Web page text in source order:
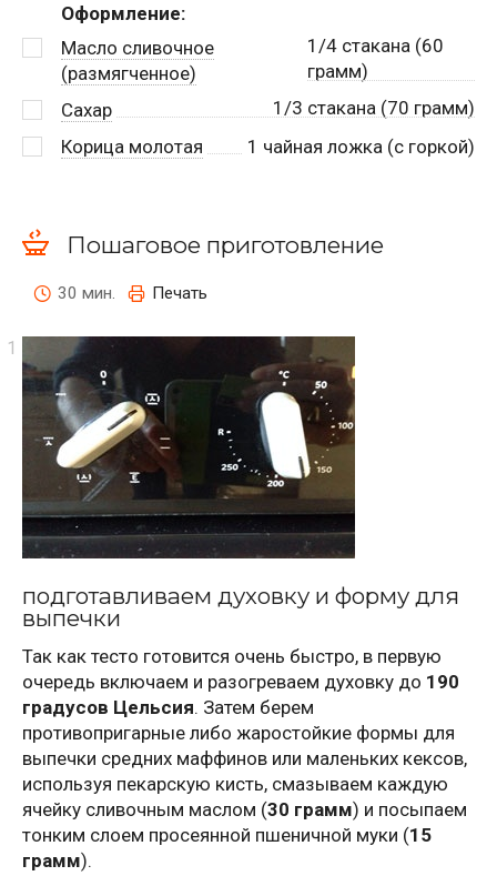
Оформление:
Масло сливочное
(размягченное)
1/4 стакана (60
грамм)
Сахар
1/3 стакана (70 грамм)
Корица молотая
1 чайная ложка (с горкой)
Пошаговое приготовление
30 мин. Печать
подготавливаем духовку и форму для
выпечки
Так как тесто готовится очень быстро, в первую
очередь включаем и разогреваем духовку до 190
градусов Цельсия. Затем берем
противопригарные либо жаростойкие формы для
выпечки средних маффинов или маленьких кексов,
используя пекарскую кисть, смазываем каждую
ячейку сливочным маслом (30 грамм) и посыпаем
тонким слоем просеянной пшеничной муки (15
грамм).